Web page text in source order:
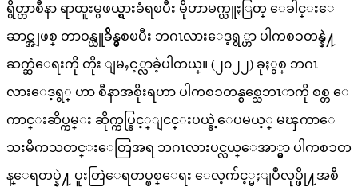
ရွိတ္ဟာစီနာ ရာထူးမွဖယ္ရွားခံရၿပီး မိုဟာမက္ယူႏြတ္ ေခါင္းေ
ဆာင္အျဖစ္ တာဝန္ယူခ်ိန္မွစၿပီး ဘဂၤလားေဒ့ရွ္ဟာ ပါကစၥတန္နဲ႔
ဆက္ဆံေရးကို တိုး ျမႇင့္လာခဲ့ပါတယ္။ (၂၀၂၂) ခုႏွစ္ ဘဂၤ
လားေဒ့ရွ္ ဟာ စီနာအစိုးရဟာ ပါကစၥတန္စစ္သေဘၤာကို စစ္တ ေ
ကာင္းဆိပ္ကမ္း ဆိုက္ကပ္ခြင့္ျငင္းပယ္ခဲ့ေပမယ့္ မၾကာေ
သးမီကသတင္းေတြအရ ဘဂၤလားပင္လယ္ေအာ္မွာ ပါကစၥတ
န္ေရတပ္နဲ႔ ပူးတြဲေရတပ္စစ္ေရး ေလ့က်င့္မႈျပဳလုပ္ဖို႔အစီ